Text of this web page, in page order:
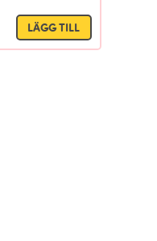
LÄGG TILL